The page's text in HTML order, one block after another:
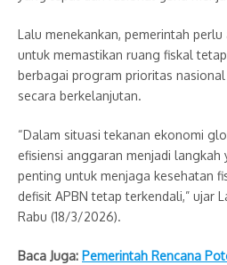
Lalu menekankan, pemerintah
untuk memastikan ruang fiskal
berbagai program prioritas
secara berkelanjutan.
“Dalam situasi tekanan ekonomi
efisiensi anggaran menjadi langkah
penting untuk menjaga kesehatan
defisit APBN tetap terkendali,” ujar
Rabu (18/3/2026).
Baca Juga: Pemerintah Rencana